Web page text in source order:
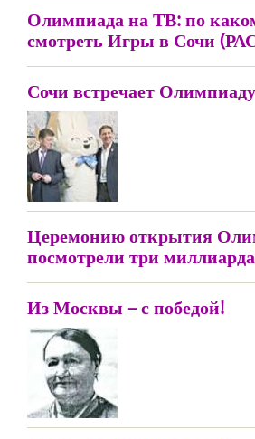
Олимпиада на ТВ: по
смотреть Игры в Сочи
Сочи встречает Олимпиаду
Церемонию открытия
посмотрели три
Из Москвы – с победой!